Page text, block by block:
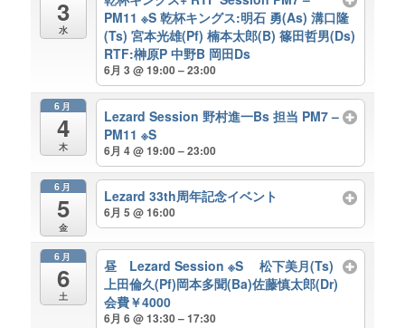
3
水
PM11 ※S 乾杯キングス:明石 勇(As) 溝口隆
(Ts) 宮本光雄(Pf) 楠本太郎(B) 篠田哲男(Ds)
RTF:榊原P 中野B 岡田Ds
6月 3 @ 19:00 – 23:00
6月
4
木
Lezard Session 野村進一Bs 担当 PM7 –
PM11 ※S
6月 4 @ 19:00 – 23:00
6月
5
金
Lezard 33th周年記念イベント
6月 5 @ 16:00
6月
6
土
昼 Lezard Session ※S 松下美月(Ts)
上田倫久(Pf)岡本多聞(Ba)佐藤慎太郎(Dr)
会費￥4000
6月 6 @ 13:30 – 17:30